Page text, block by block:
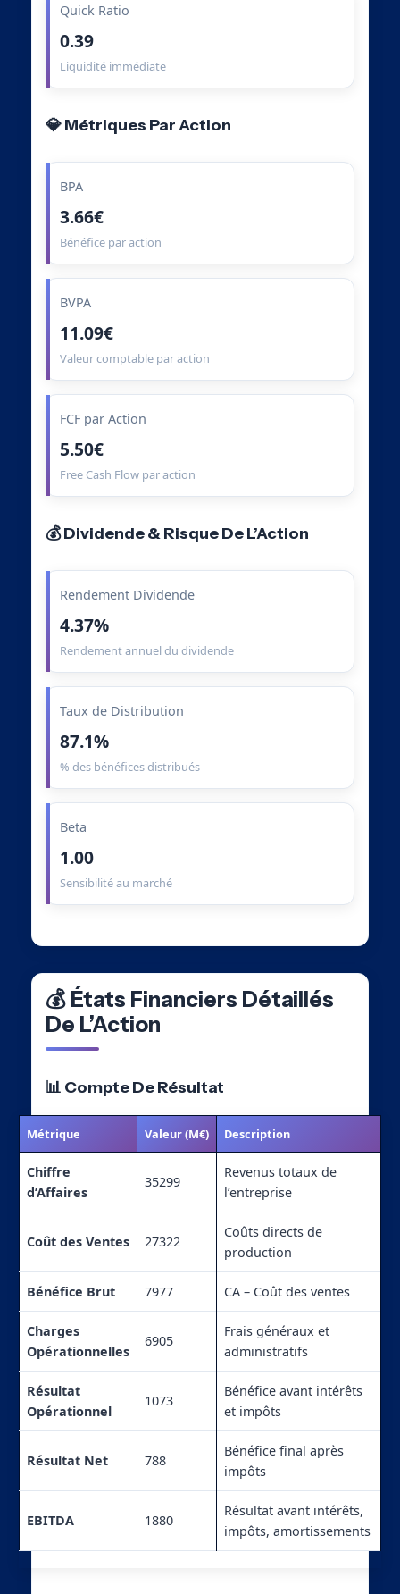
Quick Ratio
0.39
Liquidité immédiate
💎 Métriques Par Action
BPA
3.66€
Bénéfice par action
BVPA
11.09€
Valeur comptable par action
FCF par Action
5.50€
Free Cash Flow par action
💰 Dividende & Risque De L’Action
Rendement Dividende
4.37%
Rendement annuel du dividende
Taux de Distribution
87.1%
% des bénéfices distribués
Beta
1.00
Sensibilité au marché
💰 États Financiers Détaillés
De L’Action
📊 Compte De Résultat
Métrique Valeur (M€) Description
Chiffre
d’Affaires
35299
Revenus totaux de
l’entreprise
Coût des Ventes 27322
Coûts directs de
production
Bénéfice Brut 7977 CA – Coût des ventes
Charges
Opérationnelles
6905
Frais généraux et
administratifs
Résultat
Opérationnel
1073
Bénéfice avant intérêts
et impôts
Résultat Net 788
Bénéfice final après
impôts
EBITDA 1880
Résultat avant intérêts,
impôts, amortissements